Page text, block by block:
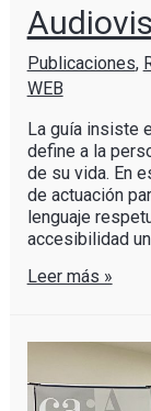
Publicaciones,
WEB
La guía insiste
define a la
de su vida. En
de actuación
lenguaje
accesibilidad
Leer más »